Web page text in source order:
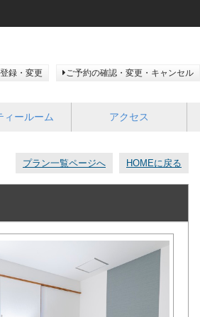
録・変更 ご予約の確認・変更・キャンセル
ィールーム アクセス
プラン一覧ページへ HOMEに戻る